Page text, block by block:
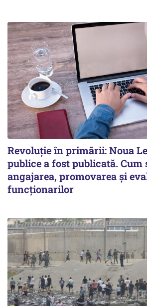
Revoluție în primării: Noua
publice a fost publicată. Cum
angajarea, promovarea și
funcționarilor